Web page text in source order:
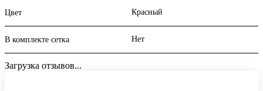
Цвет Красный
В комплекте сетка Нет
Загрузка отзывов...